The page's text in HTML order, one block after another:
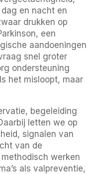
en nacht en
drukken op
een
aandoeningen
snel groter
ondersteuning
het misloopt, maar
begeleiding
letten we op
signalen van
van de
werken
als valpreventie,